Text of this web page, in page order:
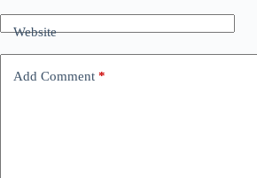
Website
Add Comment *